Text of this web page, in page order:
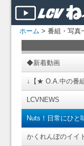
ホーム > 番組・写真
◆新着動画
↓【★ O.A.中の番
LCVNEWS
Nuts！日常にひと
かくれんぼのイイ